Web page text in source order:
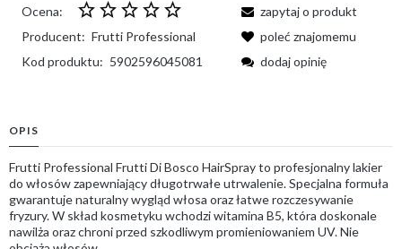
Ocena:
Producent: Frutti Professional
Kod produktu: 5902596045081
zapytaj o produkt
poleć znajomemu
dodaj opinię
OPIS
Frutti Professional Frutti Di Bosco HairSpray to profesjonalny lakier
do włosów zapewniający długotrwałe utrwalenie. Specjalna formuła
gwarantuje naturalny wygląd włosa oraz łatwe rozczesywanie
fryzury. W skład kosmetyku wchodzi witamina B5, która doskonale
nawilża oraz chroni przed szkodliwym promieniowaniem UV. Nie